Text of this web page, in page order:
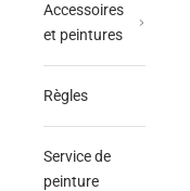
Accessoires
et peintures
Règles
Service de
peinture